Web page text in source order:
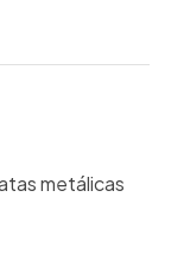
metálicas